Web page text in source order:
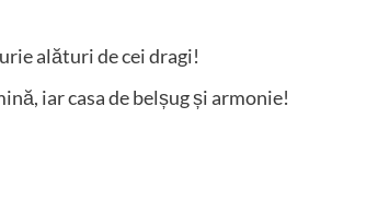
alături de cei dragi!
iar casa de belșug și armonie!